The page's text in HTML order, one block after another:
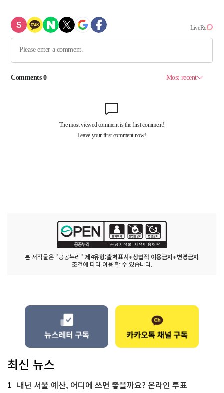
본 저작물은 "공공누리" 제4유형:출처표시+상업적 이용금지+변경금지
조건에 따라 이용 할 수 있습니다.
최신 뉴스
1 내년 서울 예산, 어디에 쓰면 좋을까요? 온라인 투표